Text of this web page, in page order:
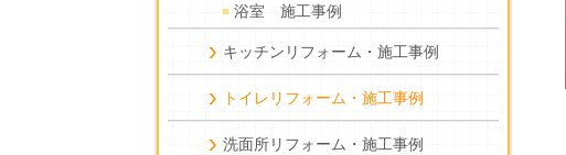
浴室 施工事例
キッチンリフォーム・施工事例
トイレリフォーム・施工事例
洗面所リフォーム・施工事例